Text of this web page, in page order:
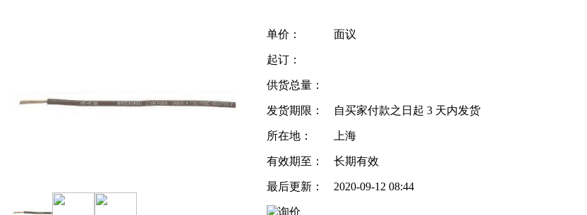
单价： 面议
起订：
供货总量：
发货期限： 自买家付款之日起 3 天内发货
所在地： 上海
有效期至： 长期有效
最后更新： 2020-09-12 08:44